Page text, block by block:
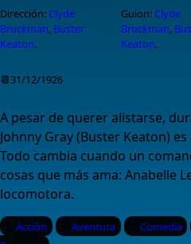
Dirección:Clyde
Bruckman, Buster
Keaton.
Guion:Clyde
Bruckman,
Keaton.
📆31/12/1926
A pesar de querer alistarse,
Johnny Gray (Buster Keaton)
Todo cambia cuando un
cosas que más ama: Anabelle
locomotora.
Acción Aventura Comedia